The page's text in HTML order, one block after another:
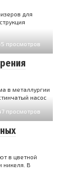
для
просмотров
в металлургии
насос
просмотров
в цветной
никеля. В